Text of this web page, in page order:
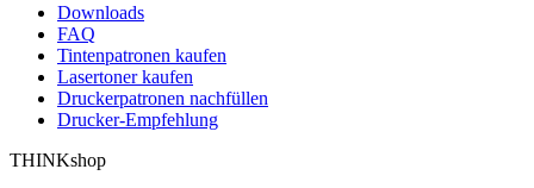
Downloads
FAQ
Tintenpatronen kaufen
Lasertoner kaufen
Druckerpatronen nachfüllen
Drucker-Empfehlung
THINKshop